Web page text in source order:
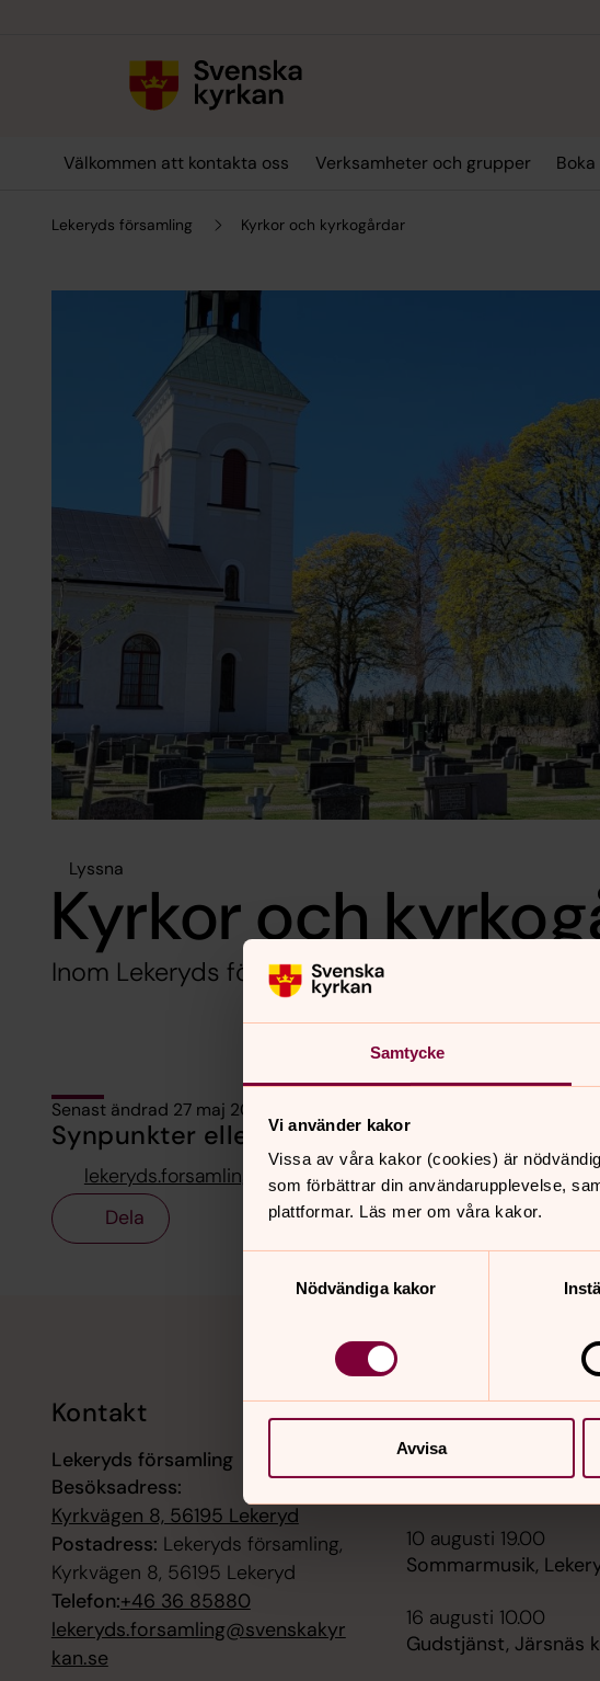
Samtycke
Vi använder kakor
Vissa av våra kakor (cookies) är
som förbättrar din användarupplevelse,
plattformar. Läs mer om våra kakor.
Nödvändiga kakor
Avvisa
Välkommen att kontakta oss Verksamheter och grupper
Lekeryds församling Kyrkor och kyrkogårdar
Lyssna
Kyrkor och
Inom Lekeryds församling finns tre kyrkor och
Senast ändrad 27 maj 2026
Synpunkter eller frågor på sidans innehåll?
lekeryds.forsamling@svenskakyrkan.se
Dela
Kontakt
Lekeryds församling
Besöksadress:
Kyrkvägen 8, 56195 Lekeryd
Postadress: Lekeryds församling,
Kyrkvägen 8, 56195 Lekeryd
Telefon:+46 36 85880
lekeryds.forsamling@svenskakyr
kan.se
Kalender
9 augusti 10.00
Högmässa,
10 augusti 19.00
Sommarmusik,
16 augusti 10.00
Gudstjänst, Järsnäs